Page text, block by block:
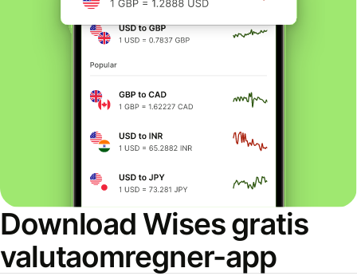
Download Wises gratis
valutaomregner-app